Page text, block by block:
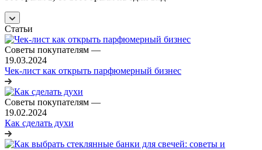
Статьи
Советы покупателям —
19.03.2024
Чек-лист как открыть парфюмерный бизнес
Советы покупателям —
19.02.2024
Как сделать духи